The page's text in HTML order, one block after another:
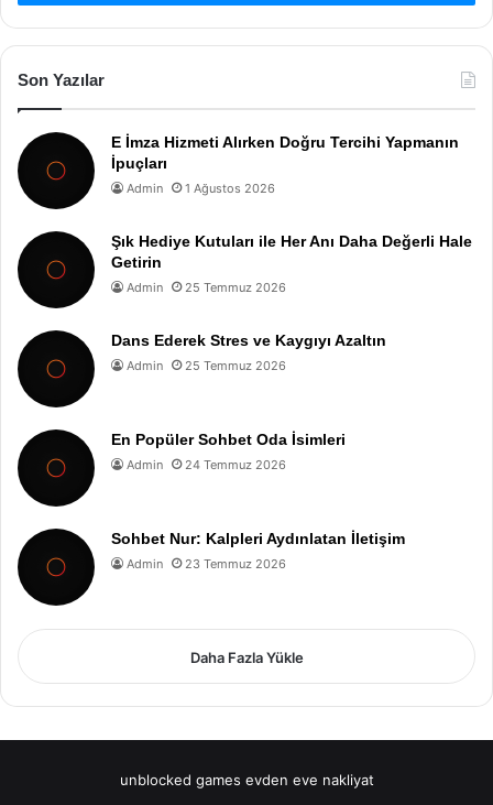
Son Yazılar
E İmza Hizmeti Alırken Doğru Tercihi Yapmanın
İpuçları
Admin 1 Ağustos 2026
Şık Hediye Kutuları ile Her Anı Daha Değerli Hale
Getirin
Admin 25 Temmuz 2026
Dans Ederek Stres ve Kaygıyı Azaltın
Admin 25 Temmuz 2026
En Popüler Sohbet Oda İsimleri
Admin 24 Temmuz 2026
Sohbet Nur: Kalpleri Aydınlatan İletişim
Admin 23 Temmuz 2026
Daha Fazla Yükle
unblocked games evden eve nakliyat